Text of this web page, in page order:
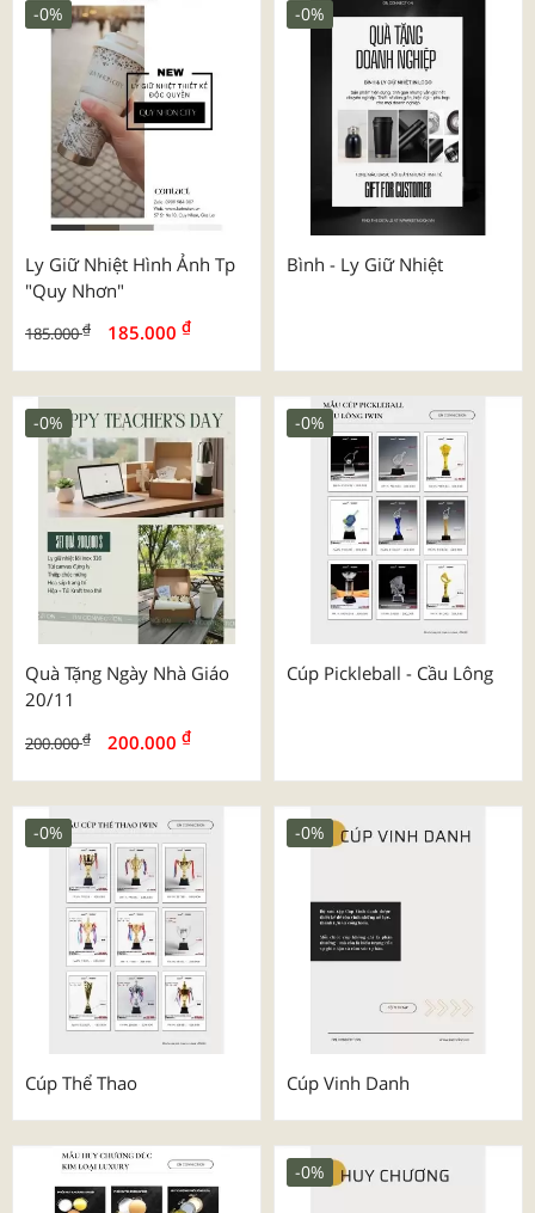
Ly Giữ Nhiệt Hình Ảnh Tp
"quy Nhơn"
185.000₫ 185.000 ₫
-0%
Bình - Ly Giữ Nhiệt
-0%
Quà Tặng Ngày Nhà Giáo
20/11
200.000₫ 200.000 ₫
-0%
Cúp Pickleball - Cầu Lông
-0%
Cúp Thể Thao
-0%
Cúp Vinh Danh
-0%
-0%